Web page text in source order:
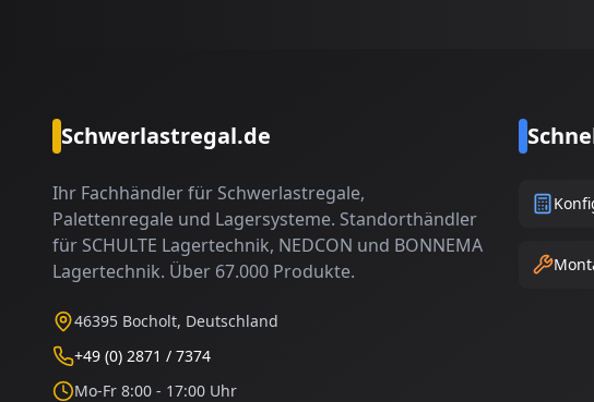
Schwerlastregal.de
Ihr Fachhändler für Schwerlastregale,
Palettenregale und Lagersysteme. Standorthändler
für SCHULTE Lagertechnik, NEDCON und BONNEMA
Lagertechnik. Über 67.000 Produkte.
46395 Bocholt, Deutschland
+49 (0) 2871 / 7374
Mo-Fr 8:00 - 17:00 Uhr